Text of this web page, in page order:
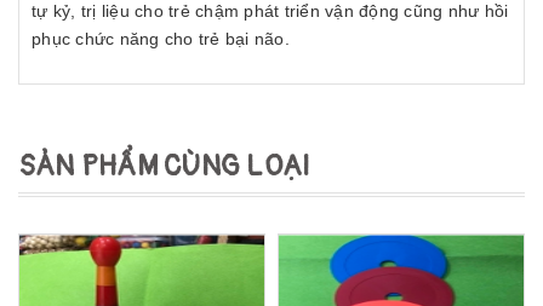
tự kỷ, trị liệu cho trẻ chậm phát triển vận động cũng như hồi
phục chức năng cho trẻ bại não.
SẢN PHẨM CÙNG LOẠI